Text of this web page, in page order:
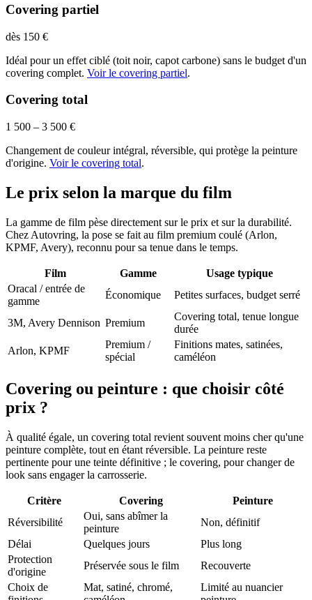
Covering partiel
dès 150 €
Idéal pour un effet ciblé (toit noir, capot carbone) sans le budget d'un
covering complet. Voir le covering partiel.
Covering total
1 500 – 3 500 €
Changement de couleur intégral, réversible, qui protège la peinture
d'origine. Voir le covering total.
Le prix selon la marque du film
La gamme de film pèse directement sur le prix et sur la durabilité.
Chez Autovring, la pose se fait au film premium coulé (Arlon,
KPMF, Avery), reconnu pour sa tenue dans le temps.
Film Gamme
Usage typique
Oracal / entrée de
gamme
Économique Petites surfaces, budget serré
3M, Avery Dennison Premium
Covering total, tenue longue
durée
Arlon, KPMF
Premium /
spécial
Finitions mates, satinées,
caméléon
Covering ou peinture : que choisir côté
prix ?
À qualité égale, un covering total revient souvent moins cher qu'une
peinture complète, tout en étant réversible. La peinture reste
pertinente pour une teinte définitive ; le covering, pour changer de
look sans engager la carrosserie.
Critère Covering
Peinture
Réversibilité
Oui, sans abîmer la
peinture
Non, définitif
Délai
Quelques jours
Plus long
Protection
d'origine
Préservée sous le film
Recouverte
Choix de
Mat, satiné, chromé,
Limité au nuancier